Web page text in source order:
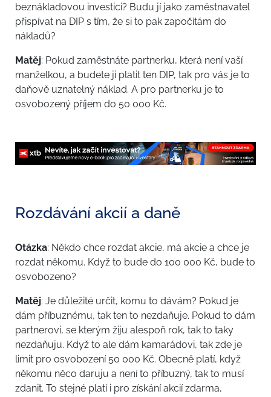
beznákladovou investici? Budu jí jako zaměstnavatel
přispívat na DIP s tím, že si to pak započítám do
nákladů?
Matěj: Pokud zaměstnáte partnerku, která není vaší
manželkou, a budete ji platit ten DIP, tak pro vás je to
daňově uznatelný náklad. A pro partnerku je to
osvobozený příjem do 50 000 Kč.
Rozdávání akcií a daně
Otázka: Někdo chce rozdat akcie, má akcie a chce je
rozdat někomu. Když to bude do 100 000 Kč, bude to
osvobozeno?
Matěj: Je důležité určit, komu to dávám? Pokud je
dám příbuznému, tak ten to nezdaňuje. Pokud to dám
partnerovi, se kterým žiju alespoň rok, tak to taky
nezdaňuju. Když to ale dám kamarádovi, tak zde je
limit pro osvobození 50 000 Kč. Obecně platí, když
někomu něco daruju a není to příbuzný, tak to musí
zdanit. To stejné platí i pro získání akcií zdarma,